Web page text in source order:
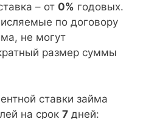
– от 0% годовых.
по договору
не могут
размер суммы
ставки займа
на срок 7 дней: